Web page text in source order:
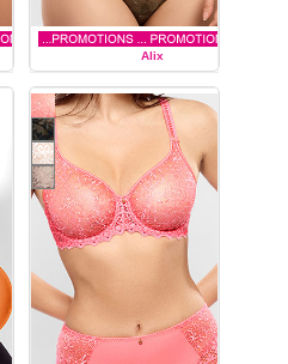
Alix
EMPREINTE